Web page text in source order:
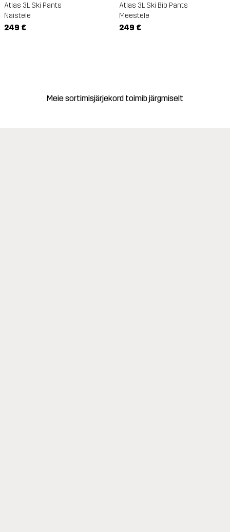
Atlas 3L Ski Pants
Naistele
249 €
Atlas 3L Ski Bib Pants
Meestele
249 €
Meie sortimisjärjekord toimib järgmiselt